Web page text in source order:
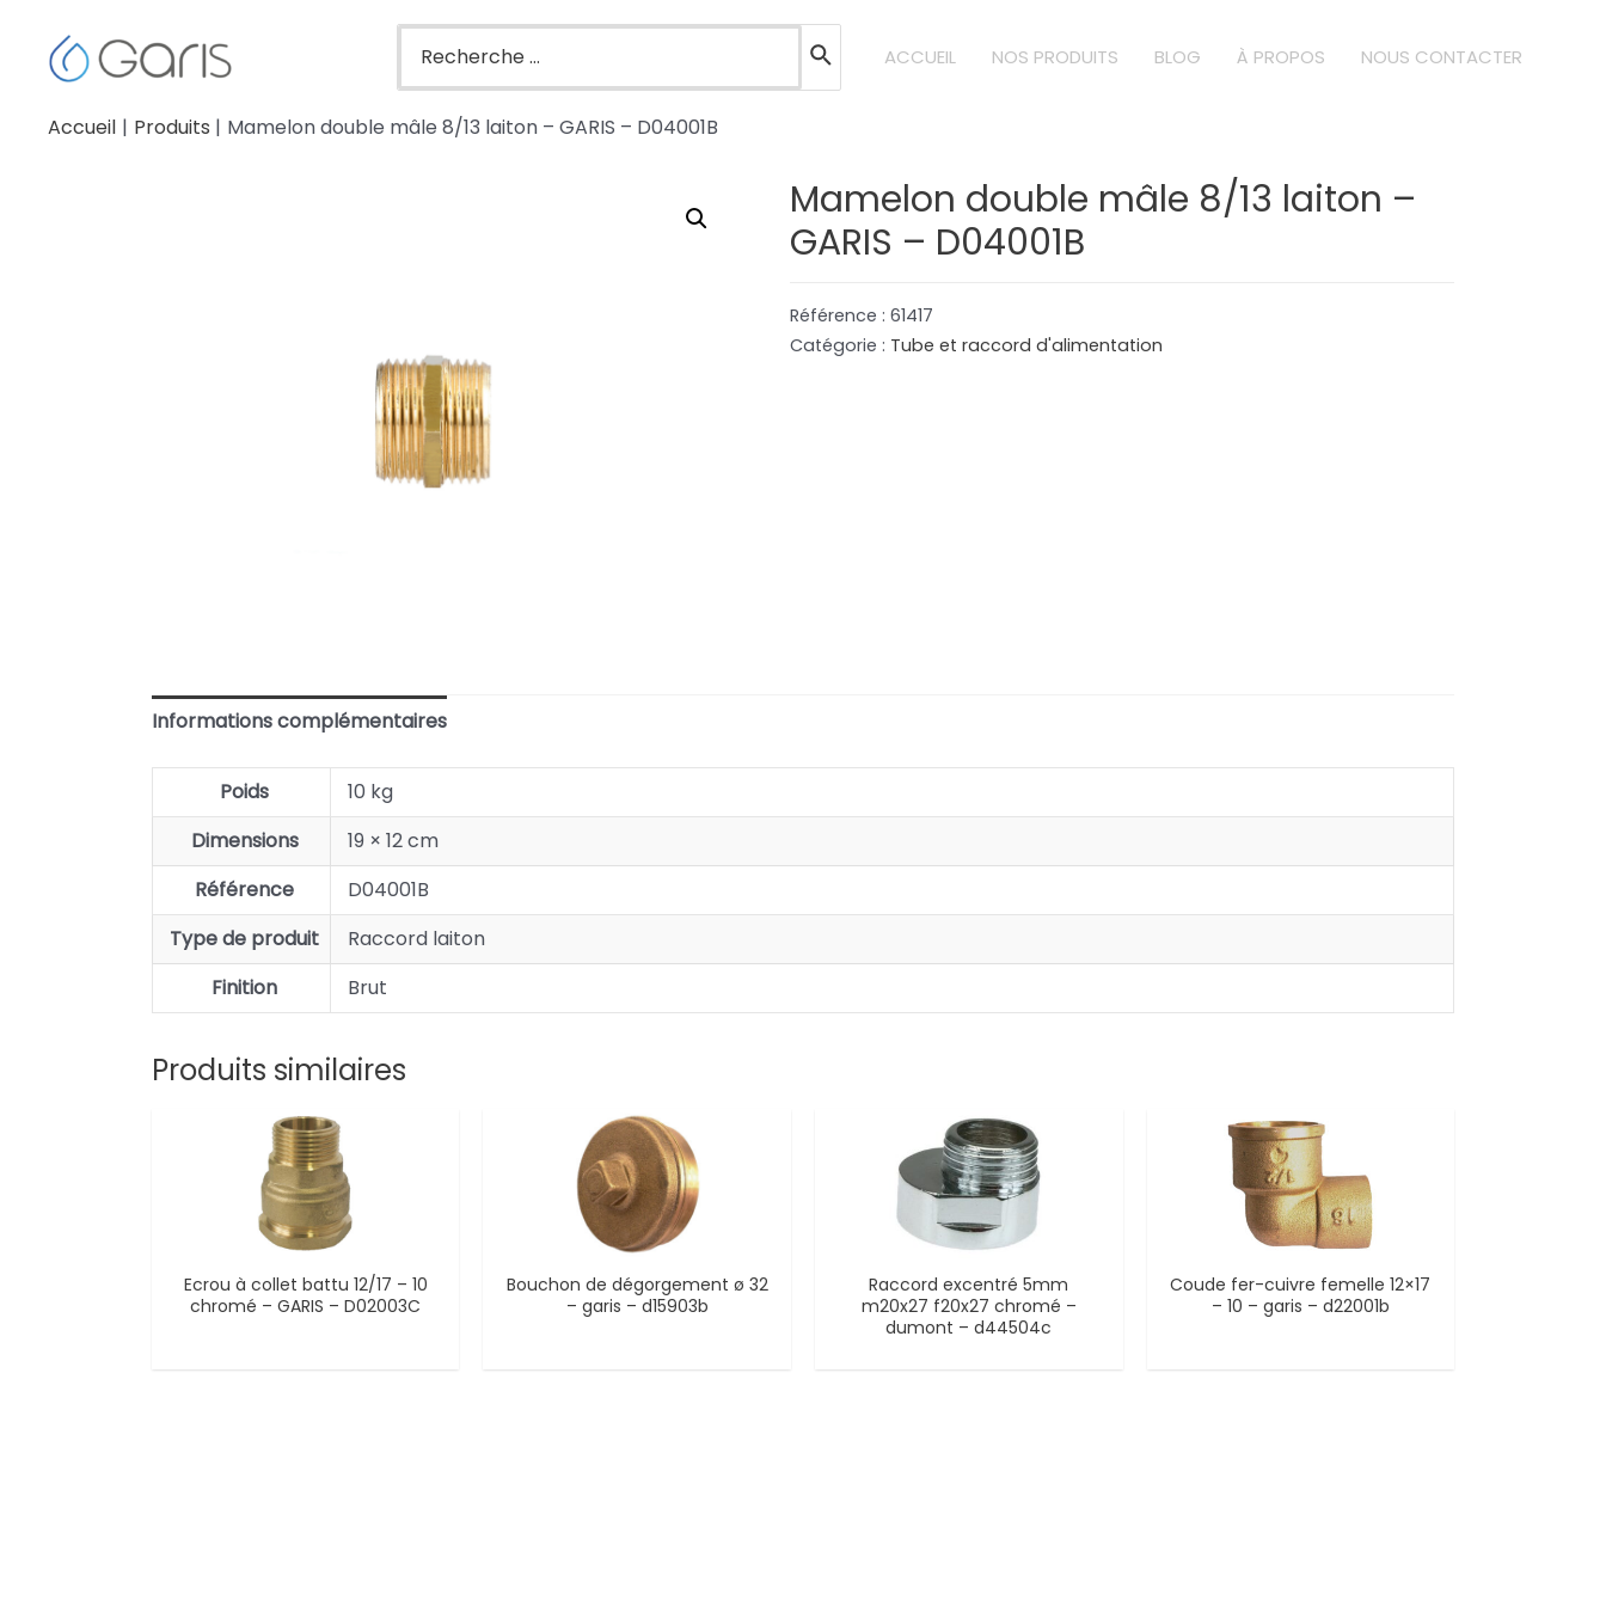
ACCUEIL NOS PRODUITS BLOG À PROPOS NOUS CONTACTER
Accueil Produits Mamelon double mâle 8/13 laiton – GARIS – D04001B
Mamelon double mâle 8/13 laiton –
GARIS – D04001B
Référence :61417
Catégorie : Tube et raccord d'alimentation
Informations complémentaires
Poids
10 kg
Dimensions
19 × 12 cm
Référence
D04001B
Type de produit
Raccord laiton
Finition
Brut
Produits similaires
Ecrou à collet battu 12/17 – 10
chromé – GARIS – D02003C
Bouchon de dégorgement ø 32
– garis – d15903b
Raccord excentré 5mm
m20x27 f20x27 chromé –
dumont – d44504c
Coude fer-cuivre femelle 12×17
– 10 – garis – d22001b